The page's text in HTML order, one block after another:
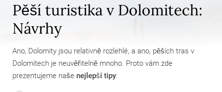
Pěší turistika v Dolomitech:
Návrhy
Ano, Dolomity jsou relativně rozlehlé, a ano, pěších tras v
Dolomitech je neuvěřitelně mnoho. Proto vám zde
prezentujeme naše nejlepší tipy: